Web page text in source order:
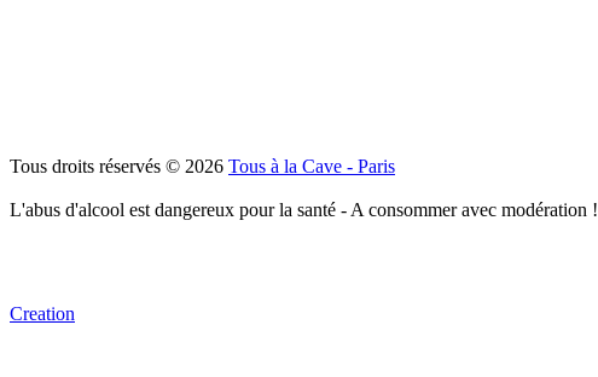
Tous droits réservés © 2026 Tous à la Cave - Paris
L'abus d'alcool est dangereux pour la santé - A consommer avec modération !
Creation